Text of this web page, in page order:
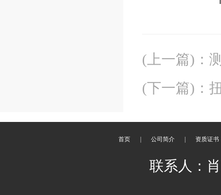
(上一篇) ：
(下一篇) ：
首页 公司简介 资质证书
联系人：